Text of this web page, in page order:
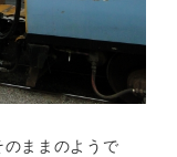
ままのようで